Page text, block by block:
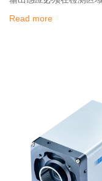
Read more